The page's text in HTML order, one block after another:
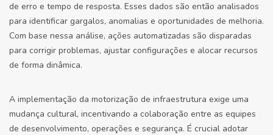
de erro e tempo de resposta. Esses dados são então analisados
para identificar gargalos, anomalias e oportunidades de melhoria.
Com base nessa análise, ações automatizadas são disparadas
para corrigir problemas, ajustar configurações e alocar recursos
de forma dinâmica.
A implementação da motorização de infraestrutura exige uma
mudança cultural, incentivando a colaboração entre as equipes
de desenvolvimento, operações e segurança. É crucial adotar